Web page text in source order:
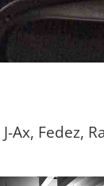
Fedez,